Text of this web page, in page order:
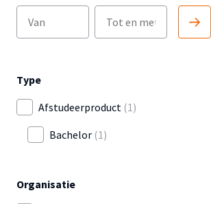
Type
Afstudeerproduct (1)
Bachelor (1)
Organisatie